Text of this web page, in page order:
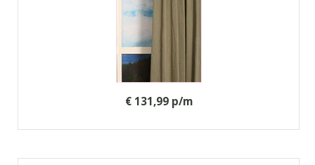
€ 131,99 p/m